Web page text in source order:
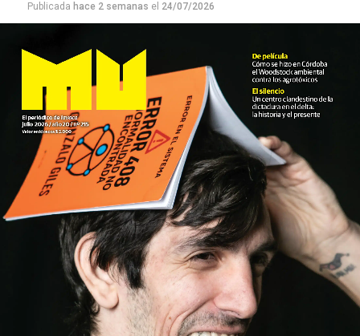
Publicada hace 2 semanas el 24/07/2026